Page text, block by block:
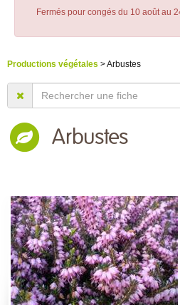
Fermés pour congés du 10 août au
Productions végétales > Arbustes
Arbustes